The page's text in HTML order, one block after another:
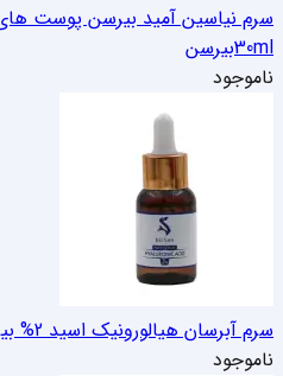
سرم نیاسین آمید بیرسن پوست
30mlبیرسن
ناموجود
سرم آبرسان هیالورونیک اسید 2% بیرسن 30ml
ناموجود